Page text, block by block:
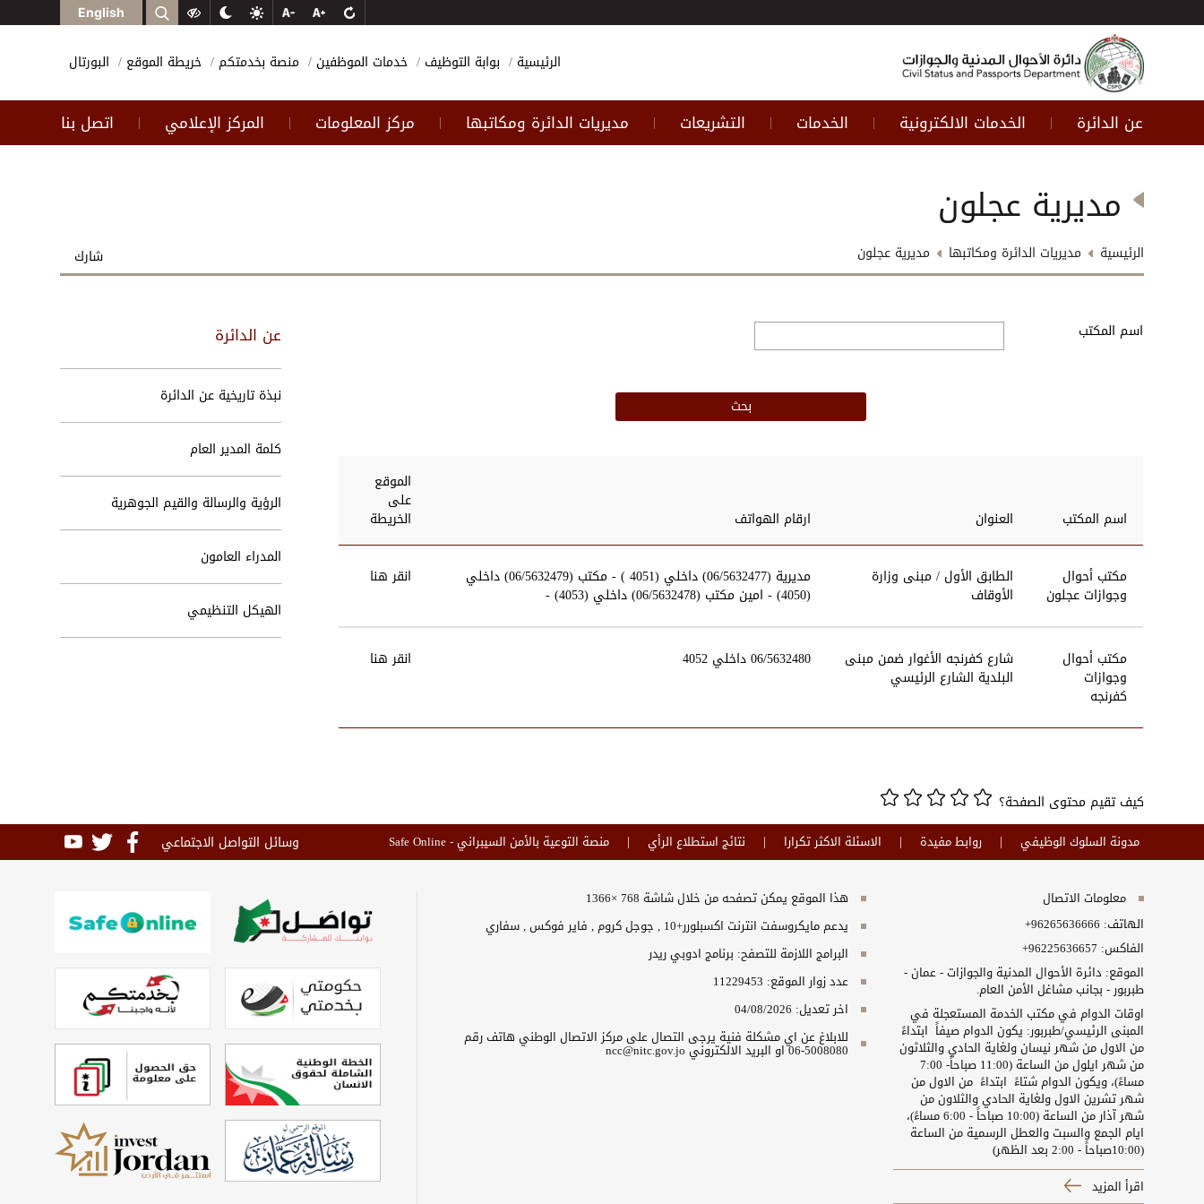
English
الرئيسية بوابة التوظيف خدمات الموظفين منصة بخدمتكم خريطة الموقع البورتال
عن الدائرة | الخدمات الالكترونية | الخدمات | التشريعات | مديريات الدائرة ومكاتبها | مركز المعلومات | المركز الإعلامي | اتصل بنا
مديرية عجلون
الرئيسية مديريات الدائرة ومكاتبها مديرية عجلون شارك
اسم المكتب
اسم المكتب العنوان ارقام الهواتف
الموقع
على
الخريطة
مكتب أحوال
وجوازات عجلون
الطابق الأول / مبنى وزارة
الأوقاف
مديرية (06/5632477) داخلي (4051 ) - مكتب (06/5632479) داخلي
(4050) - امين مكتب (06/5632478) داخلي (4053) -
انقر هنا
مكتب أحوال
وجوازات
كفرنجه
شارع كفرنجه الأغوار ضمن مبنى
البلدية الشارع الرئيسي
06/5632480 داخلي 4052 انقر هنا
عن الدائرة
نبذة تاريخية عن الدائرة
كلمة المدير العام
الرؤية والرسالة والقيم الجوهرية
المدراء العامون
الهيكل التنظيمي
كيف تقيم محتوى الصفحة؟
مدونة السلوك الوظيفي روابط مفيدة الاسئلة الاكثر تكرارا نتائج استطلاع الرأي منصة التوعية بالأمن السيبراني - Safe Online وسائل التواصل الاجتماعي
معلومات الاتصال
الهاتف: +96265636666
الفاكس: +96225636657
الموقع: دائرة الأحوال المدنية والجوازات - عمان -
طبربور - بجانب مشاغل الأمن العام.
اوقات الدوام في مكتب الخدمة المستعجلة في
المبنى الرئيسي/طبربور: يكون الدوام صيفاً ابتداءً
من الاول من شهر نيسان ولغاية الحادي والثلاثون
من شهر ايلول من الساعة (11:00 صباحاً- 7:00
مساءً)، ويكون الدوام شتاءً ابتداءً من الاول من
شهر تشرين الاول ولغاية الحادي والثلاون من
شهر آذار من الساعة (10:00 صباحاً - 6:00 مساءً)،
ايام الجمع والسبت والعطل الرسمية من الساعة
(10:00صباحاً - 2:00 بعد الظهر)
اقرأ المزيد
هذا الموقع يمكن تصفحه من خلال شاشة 768 ×1366
يدعم مايكروسفت انترنت اكسبلورر+10 , جوجل كروم , فاير فوكس , سفاري
البرامج اللازمة للتصفح: برنامج ادوبي ريدر
عدد زوار الموقع: 11229453
اخر تعديل: 04/08/2026
للابلاغ عن اي مشكلة فنية يرجى التصال على مركز الاتصال الوطني هاتف رقم
5008080-06 او البريد الالكتروني ncc@nitc.gov.jo